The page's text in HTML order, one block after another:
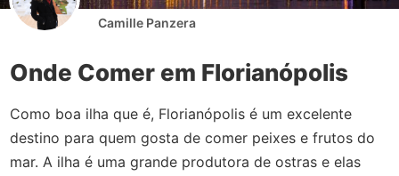
Camille Panzera
Onde Comer em Florianópolis
Como boa ilha que é, Florianópolis é um excelente
destino para quem gosta de comer peixes e frutos do
mar. A ilha é uma grande produtora de ostras e elas